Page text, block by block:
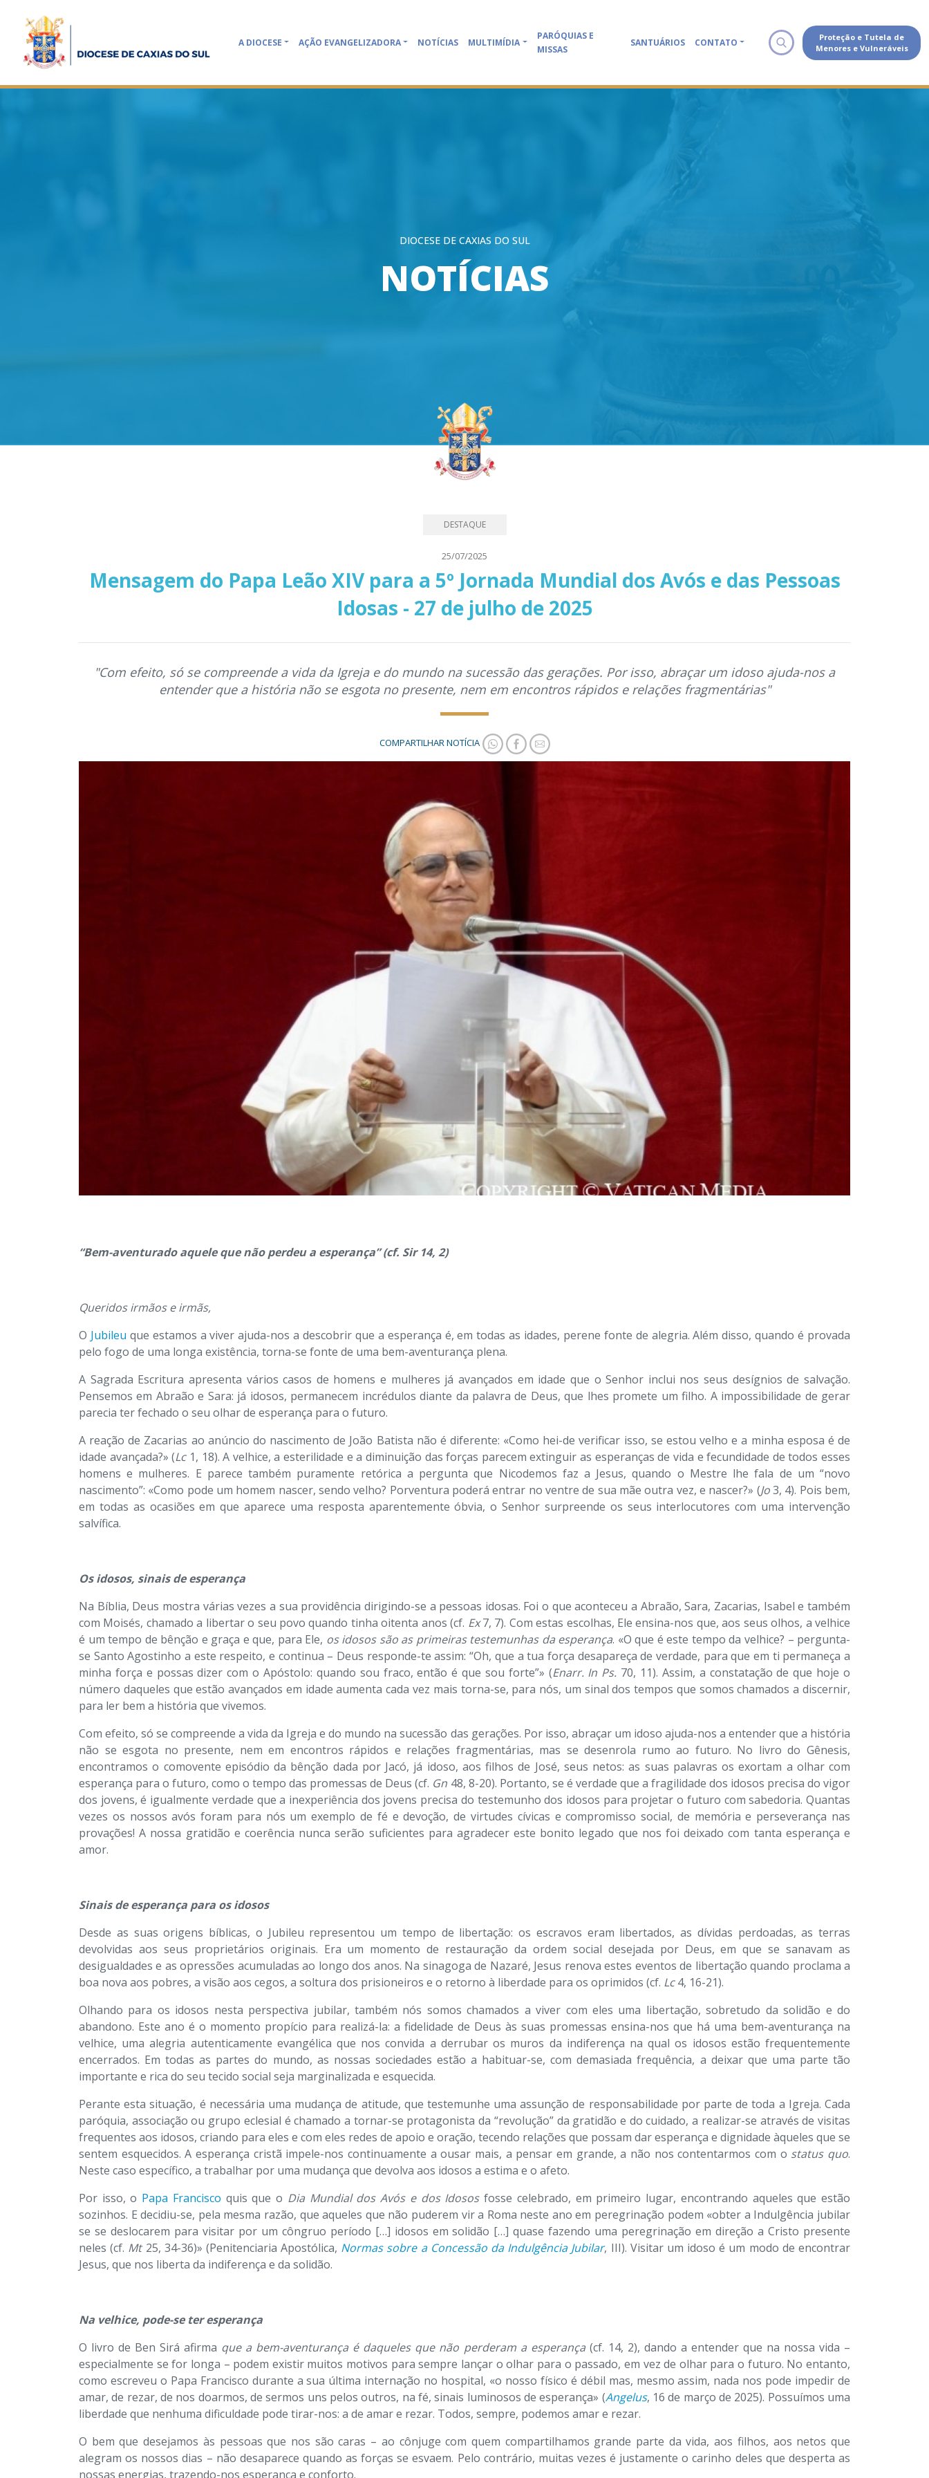
A DIOCESE AÇÃO EVANGELIZADORA NOTÍCIAS MULTIMÍDIA
PARÓQUIAS E
MISSAS
SANTUÁRIOS CONTATO
Proteção e Tutela de
Menores e Vulneráveis
DIOCESE DE CAXIAS DO SUL
NOTÍCIAS
DESTAQUE
25/07/2025
Mensagem do Papa Leão XIV para a 5º Jornada Mundial dos Avós e das Pessoas
Idosas - 27 de julho de 2025
"Com efeito, só se compreende a vida da Igreja e do mundo na sucessão das gerações. Por isso, abraçar um idoso ajuda-nos a
entender que a história não se esgota no presente, nem em encontros rápidos e relações fragmentárias"
COMPARTILHAR NOTÍCIA
“Bem-aventurado aquele que não perdeu a esperança” (cf. Sir 14, 2)
Queridos irmãos e irmãs,
O Jubileu que estamos a viver ajuda-nos a descobrir que a esperança é, em todas as idades, perene fonte de alegria. Além disso, quando é provada
pelo fogo de uma longa existência, torna-se fonte de uma bem-aventurança plena.
A Sagrada Escritura apresenta vários casos de homens e mulheres já avançados em idade que o Senhor inclui nos seus desígnios de salvação.
Pensemos em Abraão e Sara: já idosos, permanecem incrédulos diante da palavra de Deus, que lhes promete um filho. A impossibilidade de gerar
parecia ter fechado o seu olhar de esperança para o futuro.
A reação de Zacarias ao anúncio do nascimento de João Batista não é diferente: «Como hei-de verificar isso, se estou velho e a minha esposa é de
idade avançada?» (Lc1, 18). A velhice, a esterilidade e a diminuição das forças parecem extinguir as esperanças de vida e fecundidade de todos esses
homens e mulheres. E parece também puramente retórica a pergunta que Nicodemos faz a Jesus, quando o Mestre lhe fala de um “novo
nascimento”: «Como pode um homem nascer, sendo velho? Porventura poderá entrar no ventre de sua mãe outra vez, e nascer?» (Jo3, 4). Pois bem,
em todas as ocasiões em que aparece uma resposta aparentemente óbvia, o Senhor surpreende os seus interlocutores com uma intervenção
salvífica.
Os idosos, sinais de esperança
Na Bíblia, Deus mostra várias vezes a sua providência dirigindo-se a pessoas idosas. Foi o que aconteceu a Abraão, Sara, Zacarias, Isabel e também
com Moisés, chamado a libertar o seu povo quando tinha oitenta anos (cf. Ex7, 7). Com estas escolhas, Ele ensina-nos que, aos seus olhos, a velhice
é um tempo de bênção e graça e que, para Ele, os idosos são as primeiras testemunhas da esperança. «O que é este tempo da velhice? – pergunta-
se Santo Agostinho a este respeito, e continua – Deus responde-te assim: “Oh, que a tua força desapareça de verdade, para que em ti permaneça a
minha força e possas dizer com o Apóstolo: quando sou fraco, então é que sou forte”» (Enarr. In Ps. 70, 11). Assim, a constatação de que hoje o
número daqueles que estão avançados em idade aumenta cada vez mais torna-se, para nós, um sinal dos tempos que somos chamados a discernir,
para ler bem a história que vivemos.
Com efeito, só se compreende a vida da Igreja e do mundo na sucessão das gerações. Por isso, abraçar um idoso ajuda-nos a entender que a história
não se esgota no presente, nem em encontros rápidos e relações fragmentárias, mas se desenrola rumo ao futuro. No livro do Gênesis,
encontramos o comovente episódio da bênção dada por Jacó, já idoso, aos filhos de José, seus netos: as suas palavras os exortam a olhar com
esperança para o futuro, como o tempo das promessas de Deus (cf. Gn 48, 8-20). Portanto, se é verdade que a fragilidade dos idosos precisa do vigor
dos jovens, é igualmente verdade que a inexperiência dos jovens precisa do testemunho dos idosos para projetar o futuro com sabedoria. Quantas
vezes os nossos avós foram para nós um exemplo de fé e devoção, de virtudes cívicas e compromisso social, de memória e perseverança nas
provações! A nossa gratidão e coerência nunca serão suficientes para agradecer este bonito legado que nos foi deixado com tanta esperança e
amor.
Sinais de esperança para os idosos
Desde as suas origens bíblicas, o Jubileu representou um tempo de libertação: os escravos eram libertados, as dívidas perdoadas, as terras
devolvidas aos seus proprietários originais. Era um momento de restauração da ordem social desejada por Deus, em que se sanavam as
desigualdades e as opressões acumuladas ao longo dos anos. Na sinagoga de Nazaré, Jesus renova estes eventos de libertação quando proclama a
boa nova aos pobres, a visão aos cegos, a soltura dos prisioneiros e o retorno à liberdade para os oprimidos (cf. Lc4, 16-21).
Olhando para os idosos nesta perspectiva jubilar, também nós somos chamados a viver com eles uma libertação, sobretudo da solidão e do
abandono. Este ano é o momento propício para realizá-la: a fidelidade de Deus às suas promessas ensina-nos que há uma bem-aventurança na
velhice, uma alegria autenticamente evangélica que nos convida a derrubar os muros da indiferença na qual os idosos estão frequentemente
encerrados. Em todas as partes do mundo, as nossas sociedades estão a habituar-se, com demasiada frequência, a deixar que uma parte tão
importante e rica do seu tecido social seja marginalizada e esquecida.
Perante esta situação, é necessária uma mudança de atitude, que testemunhe uma assunção de responsabilidade por parte de toda a Igreja. Cada
paróquia, associação ou grupo eclesial é chamado a tornar-se protagonista da “revolução” da gratidão e do cuidado, a realizar-se através de visitas
frequentes aos idosos, criando para eles e com eles redes de apoio e oração, tecendo relações que possam dar esperança e dignidade àqueles que se
sentem esquecidos. A esperança cristã impele-nos continuamente a ousar mais, a pensar em grande, a não nos contentarmos com o status quo.
Neste caso específico, a trabalhar por uma mudança que devolva aos idosos a estima e o afeto.
Por isso, o Papa Francisco quis que o Dia Mundial dos Avós e dos Idososfosse celebrado, em primeiro lugar, encontrando aqueles que estão
sozinhos. E decidiu-se, pela mesma razão, que aqueles que não puderem vir a Roma neste ano em peregrinação podem «obter a Indulgência jubilar
se se deslocarem para visitar por um côngruo período […] idosos em solidão […] quase fazendo uma peregrinação em direção a Cristo presente
neles (cf. Mt25, 34-36)» (Penitenciaria Apostólica, Normas sobre a Concessão da Indulgência Jubilar, III). Visitar um idoso é um modo de encontrar
Jesus, que nos liberta da indiferença e da solidão.
Na velhice, pode-se ter esperança
O livro de Ben Sirá afirma que a bem-aventurança é daqueles que não perderam a esperança(cf. 14, 2), dando a entender que na nossa vida –
especialmente se for longa – podem existir muitos motivos para sempre lançar o olhar para o passado, em vez de olhar para o futuro. No entanto,
como escreveu o Papa Francisco durante a sua última internação no hospital, «o nosso físico é débil mas, mesmo assim, nada nos pode impedir de
amar, de rezar, de nos doarmos, de sermos uns pelos outros, na fé, sinais luminosos de esperança» (Angelus, 16 de março de 2025). Possuímos uma
liberdade que nenhuma dificuldade pode tirar-nos: a de amar e rezar. Todos, sempre, podemos amar e rezar.
O bem que desejamos às pessoas que nos são caras – ao cônjuge com quem compartilhamos grande parte da vida, aos filhos, aos netos que
alegram os nossos dias – não desaparece quando as forças se esvaem. Pelo contrário, muitas vezes é justamente o carinho deles que desperta as
nossas energias, trazendo-nos esperança e conforto.